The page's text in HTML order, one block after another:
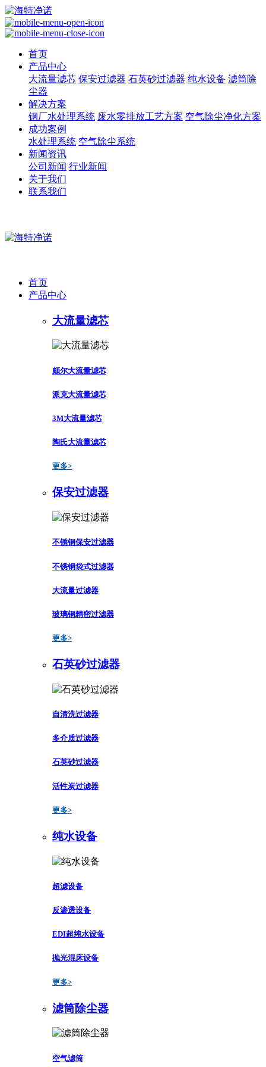
首页
产品中心
大流量滤芯 保安过滤器 石英砂过滤器 纯水设备 滤筒除
尘器
解决方案
钢厂水处理系统 废水零排放工艺方案 空气除尘净化方案
成功案例
水处理系统 空气除尘系统
新闻资讯
公司新闻 行业新闻
关于我们
联系我们
首页
产品中心
大流量滤芯
颇尔大流量滤芯
派克大流量滤芯
3M大流量滤芯
陶氏大流量滤芯
更多>
保安过滤器
不锈钢保安过滤器
不锈钢袋式过滤器
大流量过滤器
玻璃钢精密过滤器
更多>
石英砂过滤器
自清洗过滤器
多介质过滤器
石英砂过滤器
活性炭过滤器
更多>
纯水设备
超滤设备
反渗透设备
EDI超纯水设备
抛光混床设备
更多>
滤筒除尘器
空气滤筒